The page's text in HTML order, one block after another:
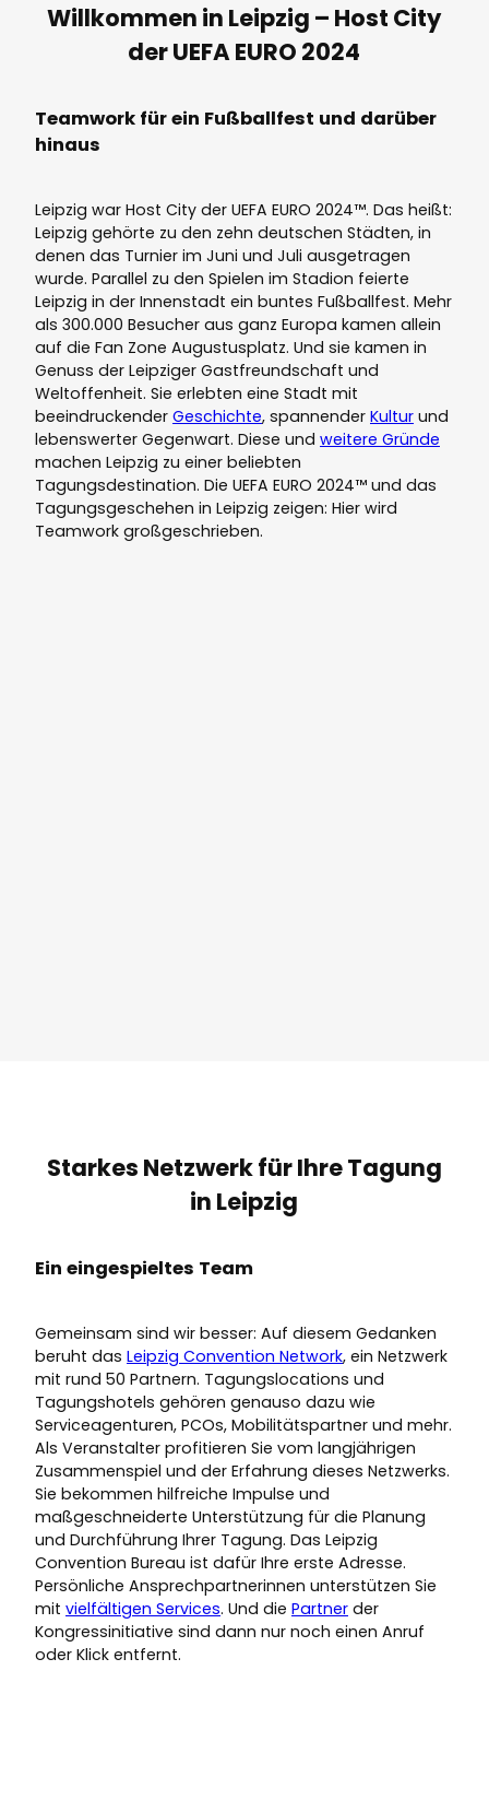
Willkommen in Leipzig – Host City
der UEFA EURO 2024
Teamwork für ein Fußballfest und darüber
hinaus
Leipzig war Host City der UEFA EURO 2024™. Das heißt:
Leipzig gehörte zu den zehn deutschen Städten, in
denen das Turnier im Juni und Juli ausgetragen
wurde. Parallel zu den Spielen im Stadion feierte
Leipzig in der Innenstadt ein buntes Fußballfest. Mehr
als 300.000 Besucher aus ganz Europa kamen allein
auf die Fan Zone Augustusplatz. Und sie kamen in
Genuss der Leipziger Gastfreundschaft und
Weltoffenheit. Sie erlebten eine Stadt mit
beeindruckender Geschichte, spannender Kultur und
lebenswerter Gegenwart. Diese und weitere Gründe
machen Leipzig zu einer beliebten
Tagungsdestination. Die UEFA EURO 2024™ und das
Tagungsgeschehen in Leipzig zeigen: Hier wird
Teamwork großgeschrieben.
Starkes Netzwerk für Ihre Tagung
in Leipzig
Ein eingespieltes Team
Gemeinsam sind wir besser: Auf diesem Gedanken
beruht das Leipzig Convention Network, ein Netzwerk
mit rund 50 Partnern. Tagungslocations und
Tagungshotels gehören genauso dazu wie
Serviceagenturen, PCOs, Mobilitätspartner und mehr.
Als Veranstalter profitieren Sie vom langjährigen
Zusammenspiel und der Erfahrung dieses Netzwerks.
Sie bekommen hilfreiche Impulse und
maßgeschneiderte Unterstützung für die Planung
und Durchführung Ihrer Tagung. Das Leipzig
Convention Bureau ist dafür Ihre erste Adresse.
Persönliche Ansprechpartnerinnen unterstützen Sie
mit vielfältigen Services. Und die Partner der
Kongressinitiative sind dann nur noch einen Anruf
oder Klick entfernt.